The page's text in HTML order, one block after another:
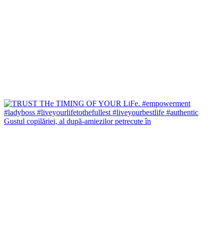
Gustul copilăriei, al după-amiezilor petrecute în